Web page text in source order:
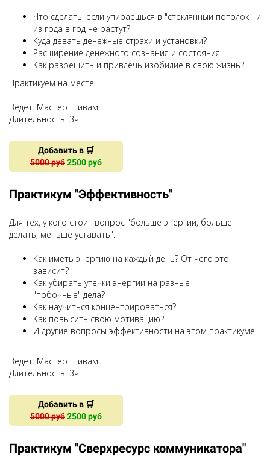
Что сделать, если упираешься в "стеклянный потолок", и
из года в год не растут?
Куда девать денежные страхи и установки?
Расширение денежного сознания и состояния.
Как разрешить и привлечь изобилие в свою жизнь?
Практикуем на месте.
Ведёт: Мастер Шивам
Длительность: 3ч
Добавить в 🛒
5000 руб2500 руб
Практикум "Эффективность"
Для тех, у кого стоит вопрос "больше энергии, больше
делать, меньше уставать".
Как иметь энергию на каждый день? От чего это
зависит?
Как убирать утечки энергии на разные
"побочные" дела?
Как научиться концентрироваться?
Как повысить свою мотивацию?
И другие вопросы эффективности на этом практикуме.
Ведёт: Мастер Шивам
Длительность: 3ч
Добавить в 🛒
5000 руб2500 руб
Практикум "Сверхресурс коммуникатора"